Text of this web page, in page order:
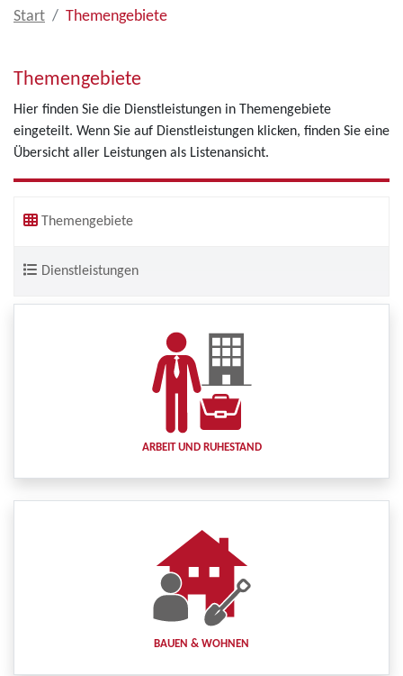
Start Themengebiete
Themengebiete
Hier finden Sie die Dienstleistungen in Themengebiete
eingeteilt. Wenn Sie auf Dienstleistungen klicken, finden Sie eine
Übersicht aller Leistungen als Listenansicht.
Themengebiete
Dienstleistungen
ARBEIT UND RUHESTAND
BAUEN & WOHNEN